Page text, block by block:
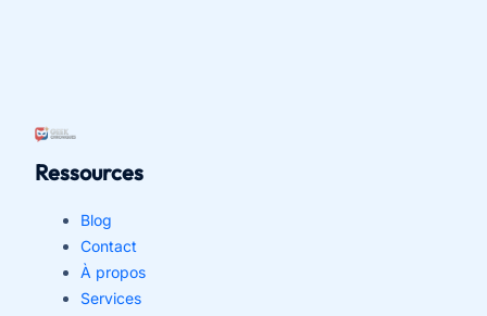
Ressources
Blog
Contact
À propos
Services